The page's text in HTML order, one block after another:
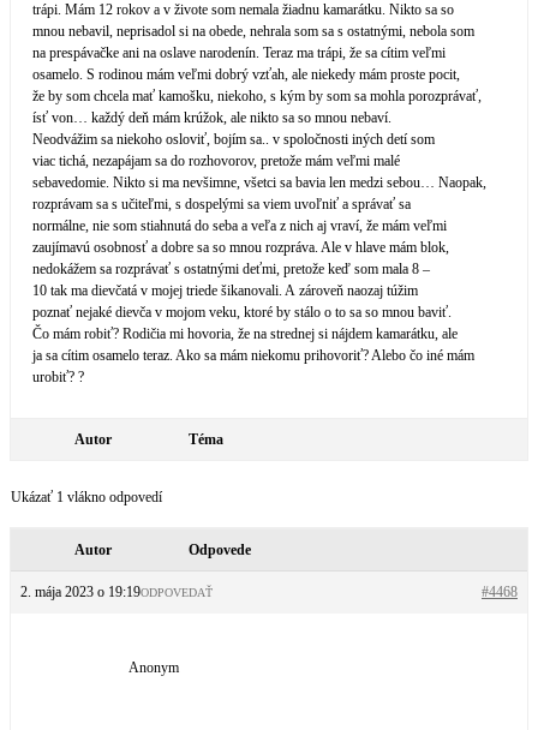
trápi. Mám 12 rokov a v živote som nemala žiadnu kamarátku. Nikto sa so
mnou nebavil, neprisadol si na obede, nehrala som sa s ostatnými, nebola som
na prespávačke ani na oslave narodenín. Teraz ma trápi, že sa cítim veľmi
osamelo. S rodinou mám veľmi dobrý vzťah, ale niekedy mám proste pocit,
že by som chcela mať kamošku, niekoho, s kým by som sa mohla porozprávať,
ísť von… každý deň mám krúžok, ale nikto sa so mnou nebaví.
Neodvážim sa niekoho osloviť, bojím sa.. v spoločnosti iných detí som
viac tichá, nezapájam sa do rozhovorov, pretože mám veľmi malé
sebavedomie. Nikto si ma nevšimne, všetci sa bavia len medzi sebou… Naopak,
rozprávam sa s učiteľmi, s dospelými sa viem uvoľniť a správať sa
normálne, nie som stiahnutá do seba a veľa z nich aj vraví, že mám veľmi
zaujímavú osobnosť a dobre sa so mnou rozpráva. Ale v hlave mám blok,
nedokážem sa rozprávať s ostatnými deťmi, pretože keď som mala 8 –
10 tak ma dievčatá v mojej triede šikanovali. A zároveň naozaj túžim
poznať nejaké dievča v mojom veku, ktoré by stálo o to sa so mnou baviť.
Čo mám robiť? Rodičia mi hovoria, že na strednej si nájdem kamarátku, ale
ja sa cítim osamelo teraz. Ako sa mám niekomu prihovoriť? Alebo čo iné mám
urobiť? ?
Autor Téma
Ukázať 1 vlákno odpovedí
Autor Odpovede
2. mája 2023 o 19:19 #4468
ODPOVEDAŤ
Anonym